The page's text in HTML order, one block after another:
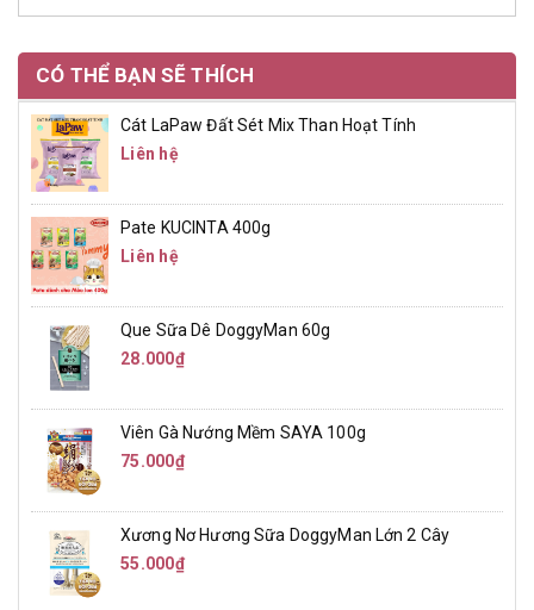
CÓ THỂ BẠN SẼ THÍCH
Cát LaPaw Đất Sét Mix Than Hoạt Tính
Liên hệ
Pate KUCINTA 400g
Liên hệ
Que Sữa Dê DoggyMan 60g
28.000₫
Viên Gà Nướng Mềm SAYA 100g
75.000₫
Xương Nơ Hương Sữa DoggyMan Lớn 2 Cây
55.000₫